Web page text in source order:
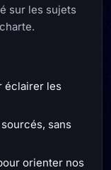
sur les sujets
éclairer les
sans
orienter nos